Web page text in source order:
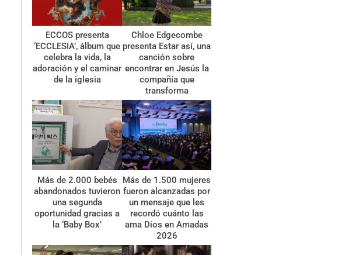
ECCOS presenta
‘ECCLESIA’, álbum que
celebra la vida, la
adoración y el caminar
de la iglesia
Chloe Edgecombe
presenta Estar así, una
canción sobre
encontrar en Jesús la
compañía que
transforma
Más de 2.000 bebés
abandonados tuvieron
una segunda
oportunidad gracias a
la ‘Baby Box’
Más de 1.500 mujeres
fueron alcanzadas por
un mensaje que les
recordó cuánto las
ama Dios en Amadas
2026